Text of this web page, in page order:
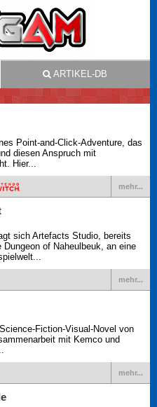
ARTIKEL-DB
Point-and-Click-Adventure, das
diesen Anspruch mit
Hier...
mehr...
sich Artefacts Studio, bereits
of Naheulbeuk, an eine
mehr...
Fiction-Visual-Novel von
mit Kemco und
mehr...